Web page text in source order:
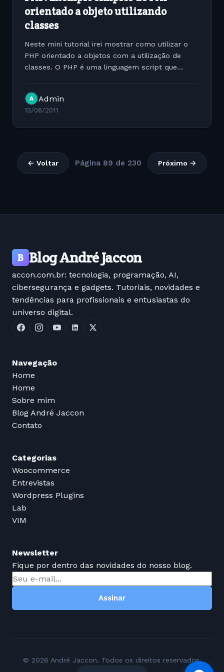
orientado a objeto utilizando
classes
Neste mini tutorial irei mostrar como utilizar o
PHP orientado a objetos com a utilização de
classes. O PHP é uma linguagem script que
utilização de...
A Admin
13/06/2011
← Voltar Página 89 de 230 Próximo →
B Blog André Jaccon
accon.com.br: tecnologia, programação, AI,
cibersegurança e gadgets. Tutoriais, novidades e
tendências para profissionais e entusiastas do
universo digital.
Navegação
Home
Home
Sobre mim
Blog André Jaccon
Contato
Categorias
Woocommerce
Entrevistas
Wordpress Plugins
Lab
VIM
Newsletter
Fique por dentro das novidades do nosso blog.
Assinar
© 2026 André Jaccon. Todos os direitos reservados.